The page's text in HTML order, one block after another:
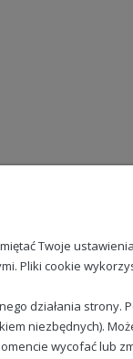
Twoje
Pliki cookie
działania
niezbędnych).
wycofać lub